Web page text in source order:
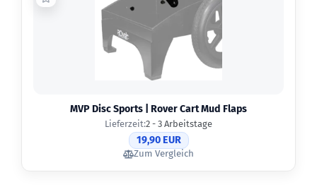
MVP Disc Sports | Rover Cart Mud Flaps
Lieferzeit:2 - 3 Arbeitstage
19,90 EUR
Zum Vergleich